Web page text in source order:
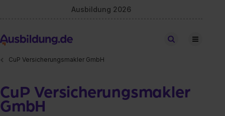
Ausbildung 2026
Stellen finden
CuP Versicherungsmakler GmbH
CuP Versicherungsmakler
GmbH